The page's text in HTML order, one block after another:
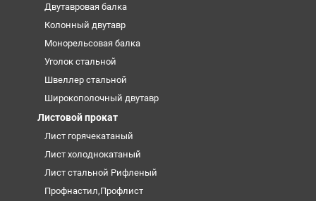
Двутавровая балка
Колонный двутавр
Монорельсовая балка
Уголок стальной
Швеллер стальной
Широкополочный двутавр
Листовой прокат
Лист горячекатаный
Лист холоднокатаный
Лист стальной Рифленый
Профнастил,Профлист